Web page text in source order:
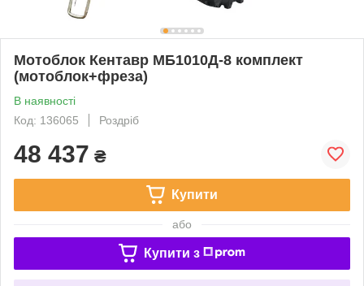
Мотоблок Кентавр МБ1010Д-8 комплект
(мотоблок+фреза)
В наявності
Код: 136065
Роздріб
48 437 ₴
Купити
або
Купити з